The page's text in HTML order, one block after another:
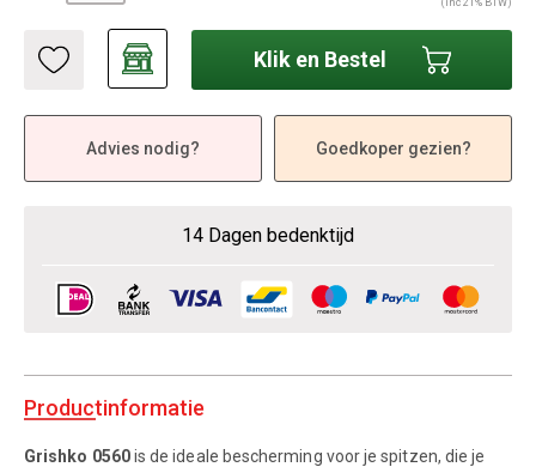
(inc 21% BTW)
Klik en Bestel
Advies nodig? Goedkoper gezien?
14 Dagen bedenktijd
Productinformatie
Grishko 0560is de ideale bescherming voor je spitzen, die je